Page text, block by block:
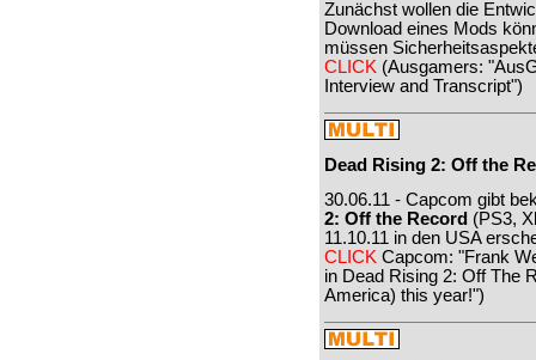
Zunächst wollen die
Download eines Mods
müssen
CLICK (Ausgamers:
Interview and Transcript")
Dead Rising 2: Off the
30.06.11 - Capcom gibt
2: Off the Record (PS3,
11.10.11 in den USA
CLICK Capcom: "Frank
in Dead Rising 2: Off The
America) this year!")